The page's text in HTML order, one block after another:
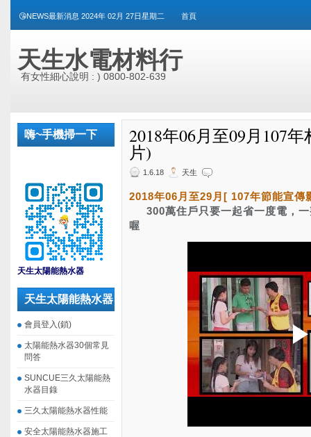
😘NEWS最新消息 2024年 02月 27日星期二 首頁
天生水電材料行
有女性細心說明 : ) 0800-802-639
嗨~手機掃一下
天生太陽能熱水器
天生太陽能熱水器
會員登入(鎖)
太陽能熱水器30個常見
問答
SUNCUE三久太陽能熱
水器目錄
三久太陽能熱水器性能
安全太陽能熱水器施工
2018年06月至09月107
片)
1.6.18 天生
2018年06月至29月[ 107年節能宣傳
喔